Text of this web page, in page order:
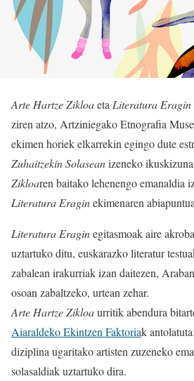
Arte Hartze ZikloaetaLiteratura Eragin
ziren atzo, Artziniegako Etnografia
ekimen horiek elkarrekin egingo dute
Zuhaitzekin Solaseanizeneko
Zikloaren baitako lehenengo emanaldia
Literatura Eraginekimenaren
Literatura Eraginegitasmoak aire
uztartuko ditu, euskarazko literatur
zabalean irakurriak izan daitezen,
osoan zabaltzeko, urtean zehar.
Arte Hartze Zikloaurritik abendura
Aiaraldeko Ekintzen Faktoriak
diziplina ugaritako artisten zuzeneko
solasaldiak uztartuko dira.